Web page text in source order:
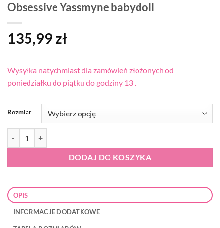
Obsessive Yassmyne babydoll
135,99 zł
Wysyłka natychmiast dla zamówień złożonych od
poniedziałku do piątku do godziny 13 .
Rozmiar
DODAJ DO KOSZYKA
OPIS
INFORMACJE DODATKOWE